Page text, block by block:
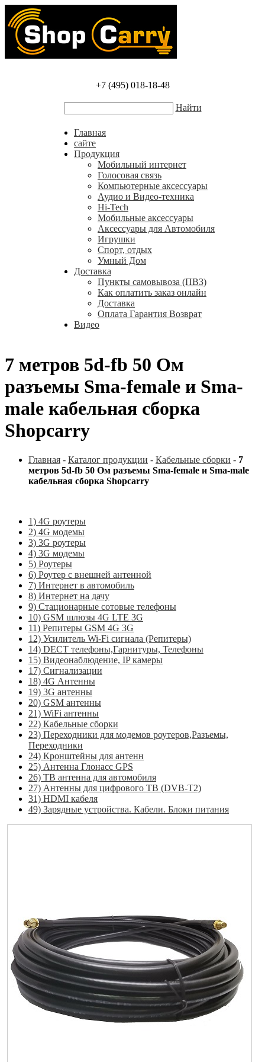
+7 (495) 018-18-48
Найти
Главная
сайте
Продукция
Мобильный интернет
Голосовая связь
Компьютерные аксессуары
Аудио и Видео-техника
Hi-Tech
Мобильные аксессуары
Аксессуары для Автомобиля
Игрушки
Спорт, отдых
Умный Дом
Доставка
Пункты самовывоза (ПВЗ)
Как оплатить заказ онлайн
Доставка
Оплата Гарантия Возврат
Видео
7 метров 5d-fb 50 Ом
разъемы Sma-female и Sma-
male кабельная сборка
Shopcarry
Главная - Каталог продукции - Кабельные сборки - 7
метров 5d-fb 50 Ом разъемы Sma-female и Sma-male
кабельная сборка Shopcarry
1) 4G роутеры
2) 4G модемы
3) 3G роутеры
4) 3G модемы
5) Роутеры
6) Роутер с внешней антенной
7) Интернет в автомобиль
8) Интернет на дачу
9) Стационарные сотовые телефоны
10) GSM шлюзы 4G LTE 3G
11) Репитеры GSM 4G 3G
12) Усилитель Wi-Fi сигнала (Репитеры)
14) DECT телефоны,Гарнитуры, Телефоны
15) Видеонаблюдение, IP камеры
17) Сигнализации
18) 4G Антенны
19) 3G антенны
20) GSM антенны
21) WiFi антенны
22) Кабельные сборки
23) Переходники для модемов роутеров,Разъемы,
Переходники
24) Кронштейны для антенн
25) Антенна Глонасс GPS
26) ТВ антенна для автомобиля
27) Антенны для цифрового ТВ (DVB-T2)
31) HDMI кабеля
49) Зарядные устройства. Кабели. Блоки питания